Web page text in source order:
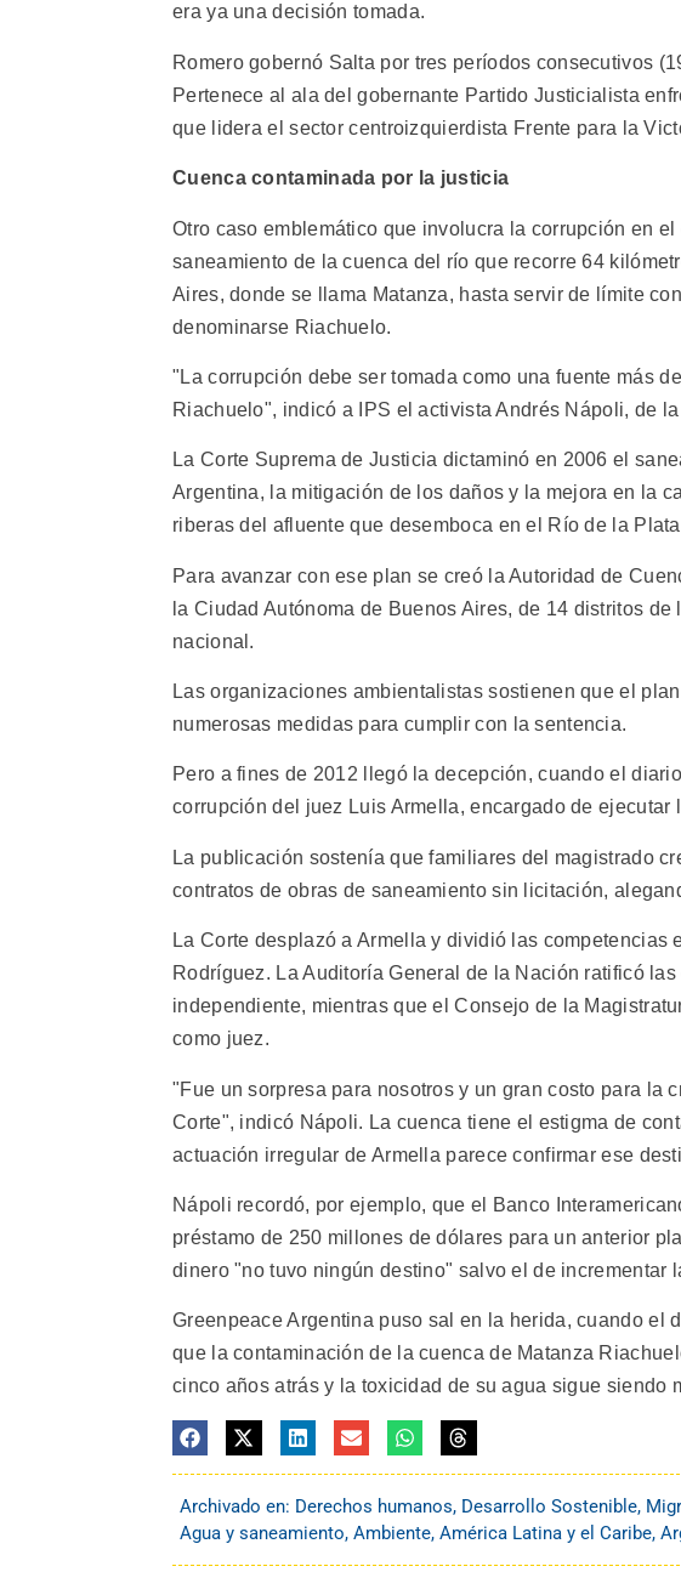
era ya una decisión tomada.
Romero gobernó Salta por tres períodos consecutivos
Pertenece al ala del gobernante Partido Justicialista
que lidera el sector centroizquierdista Frente para la
Cuenca contaminada por la justicia
Otro caso emblemático que involucra la corrupción en
saneamiento de la cuenca del río que recorre 64
Aires, donde se llama Matanza, hasta servir de límite
denominarse Riachuelo.
"La corrupción debe ser tomada como una fuente más
Riachuelo", indicó a IPS el activista Andrés Nápoli, de
La Corte Suprema de Justicia dictaminó en 2006 el
Argentina, la mitigación de los daños y la mejora en la
riberas del afluente que desemboca en el Río de la
Para avanzar con ese plan se creó la Autoridad de
la Ciudad Autónoma de Buenos Aires, de 14 distritos
nacional.
Las organizaciones ambientalistas sostienen que el
numerosas medidas para cumplir con la sentencia.
Pero a fines de 2012 llegó la decepción, cuando el
corrupción del juez Luis Armella, encargado de ejecutar
La publicación sostenía que familiares del magistrado
contratos de obras de saneamiento sin licitación,
La Corte desplazó a Armella y dividió las competencias
Rodríguez. La Auditoría General de la Nación ratificó
independiente, mientras que el Consejo de la
como juez.
"Fue un sorpresa para nosotros y un gran costo para la
Corte", indicó Nápoli. La cuenca tiene el estigma de
actuación irregular de Armella parece confirmar ese
Nápoli recordó, por ejemplo, que el Banco
préstamo de 250 millones de dólares para un anterior
dinero "no tuvo ningún destino" salvo el de incrementar
Greenpeace Argentina puso sal en la herida, cuando el
que la contaminación de la cuenca de Matanza
cinco años atrás y la toxicidad de su agua sigue siendo
Archivado en: Derechos humanos, Desarrollo Sostenible,
Agua y saneamiento, Ambiente, América Latina y el Caribe,